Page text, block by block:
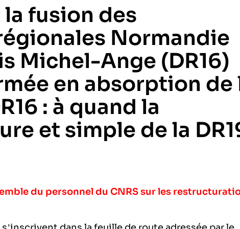
fusion des
Normandie
Michel-Ange (DR16)
en absorption de
: à quand la
et simple de la
du personnel du CNRS sur les